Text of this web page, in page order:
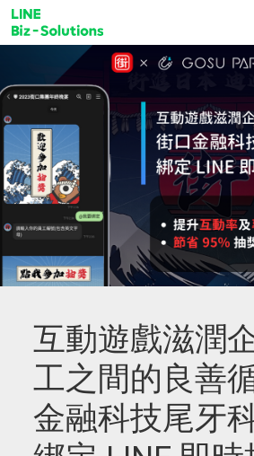
互動遊戲滋潤
工之間的良善
金融科技尾牙